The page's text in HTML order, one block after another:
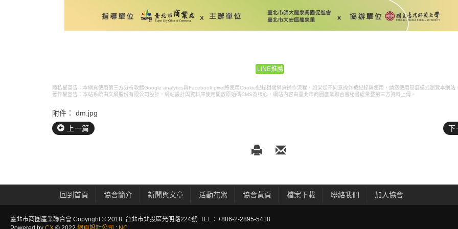
LINE推薦
隱私權宣告：本網頁使用第三方分析軟體Google analytics與Facebook pixel將使用Cookie紀錄相關網頁操作流程，如果您不同意操作被紀錄與使用，請您使用無痕模式瀏覽本網站
著作權宣告：本站系統由文網股份有限公司設計， 網站設計與資料庫使用開放原始碼CMS為核心，網站內容由臺北市商圈產業聯合會秘書處彙整第三方資料上傳。
附件： dm.jpg
上一篇
下
回到首頁 協會簡介 新聞與文章 活動花絮 協會黃頁 檔案下載 聯絡我們 加入協會
臺北市商圈產業聯合會 Copyright © 2018 台北市北投區光明路224號 TEL：+886-2-2895-5418